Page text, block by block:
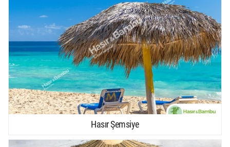
Hasır Şemsiye